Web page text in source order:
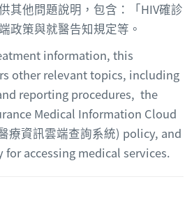
其他問題說明，包含：「HIV確診
政策與就醫告知規定等。
information, this
other relevant topics, including
reporting procedures, the
Medical Information Cloud
療資訊雲端查詢系統) policy, and
for accessing medical services.